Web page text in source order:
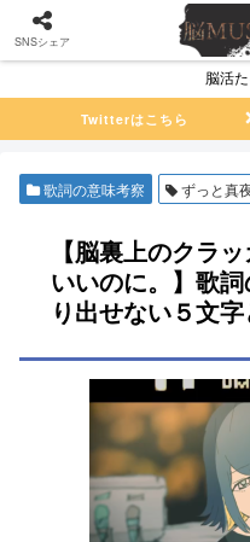
脳活
Twitterはこちら
歌詞の意味考察 ずっと真
【脳裏上のクラ
いいのに。】歌
り出せない５文字
SNSシェア